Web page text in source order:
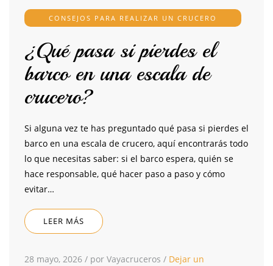
CONSEJOS PARA REALIZAR UN CRUCERO
¿Qué pasa si pierdes el
barco en una escala de
crucero?
Si alguna vez te has preguntado qué pasa si pierdes el
barco en una escala de crucero, aquí encontrarás todo
lo que necesitas saber: si el barco espera, quién se
hace responsable, qué hacer paso a paso y cómo
evitar…
LEER MÁS
28 mayo, 2026 / por Vayacruceros / Dejar un